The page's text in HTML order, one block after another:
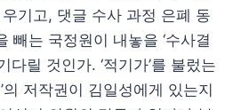
기고, 댓글 수사 과정 은폐 동
빼는 국정원이 내놓을 ‘수사결
다릴 것인가. ‘적기가’를 불렀는
의 저작권이 김일성에게 있는지